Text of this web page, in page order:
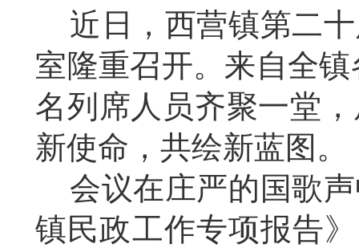
近日，西营镇第二
室隆重召开。来自全
名列席人员齐聚一堂
新使命，共绘新蓝图。
会议在庄严的国歌
镇民政工作专项报告